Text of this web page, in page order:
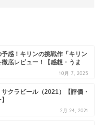
感！キリンの挑戦作「キリン
底レビュー！【感想・うま
10月 7, 2025
クラビール（2021）【評価・
2月 24, 2021